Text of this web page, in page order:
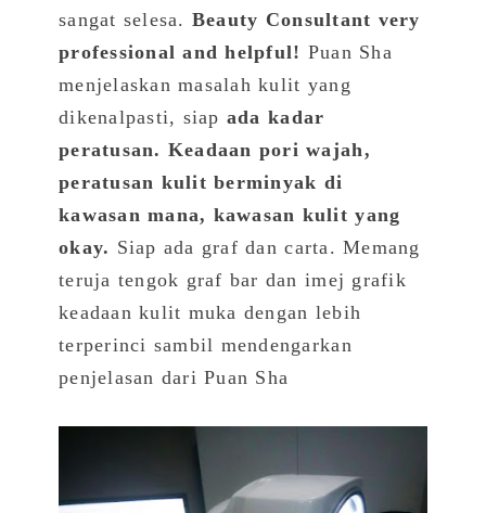
sangat selesa. Beauty Consultant very
professional and helpful! Puan Sha
menjelaskan masalah kulit yang
dikenalpasti, siap ada kadar
peratusan. Keadaan pori wajah,
peratusan kulit berminyak di
kawasan mana, kawasan kulit yang
okay. Siap ada graf dan carta.Memang
teruja tengok graf bar dan imej grafik
keadaan kulit muka dengan lebih
terperinci sambil mendengarkan
penjelasan dari Puan Sha